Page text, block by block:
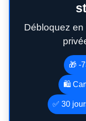
Débloquez
🎁 -
🛍️
✅ 30